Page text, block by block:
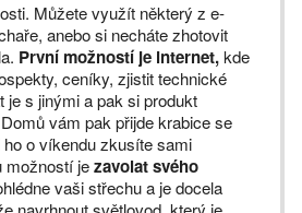
Můžete využít některý z e-
anebo si necháte zhotovit
První možností je internet,kde
ceníky, zjistit technické
je s jinými a pak si produkt
vám pak přijde krabice se
o víkendu zkusíte sami
možností jezavolat svého
vaši střechu a je docela